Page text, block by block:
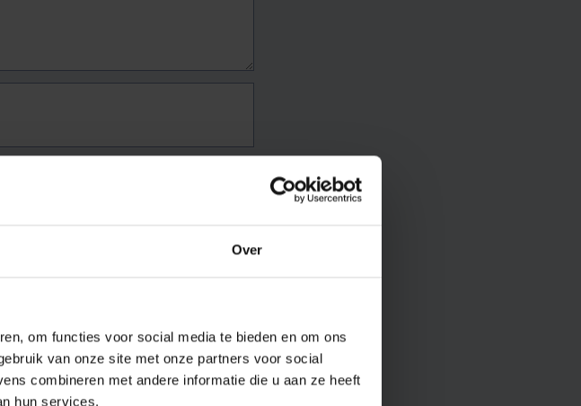
Over
om functies voor social media te bieden en om ons
van onze site met onze partners voor social
combineren met andere informatie die u aan ze heeft
hun services.
opleidingen